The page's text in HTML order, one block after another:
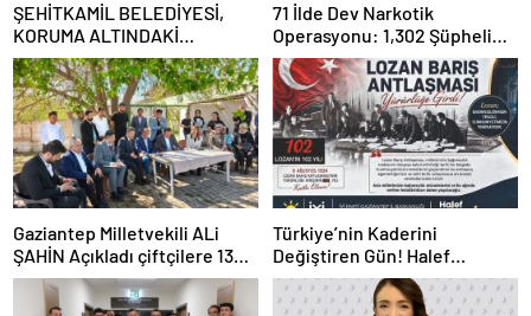
ŞEHİTKAMİL BELEDİYESİ,
KORUMA ALTINDAKİ
ÇOCUKLARI SPORLA
BULUŞTURUYOR
71 İlde Dev Narkotik
Operasyonu: 1,302 Şüpheli
Yakalandı, 844 Tutuklama
Gaziantep Milletvekili ALi
ŞAHİN Açıkladı çiftçilere 132
Milyon TL acil destek!
Türkiye’nin Kaderini
Değiştiren Gün! Halef
Bilgiç’ten Lozan’ın Yıl
Dönümünde Anlamlı Mesaj!